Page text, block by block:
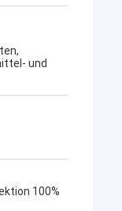
und
100%